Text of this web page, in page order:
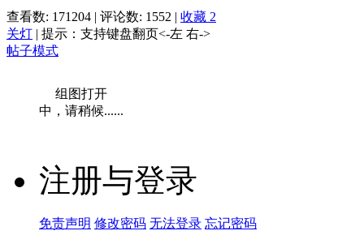
查看数: 171204 | 评论数: 1552 | 收藏 2
关灯 | 提示：支持键盘翻页<-左 右->
帖子模式
组图打开
中，请稍候......
注册与登录
免责声明 修改密码 无法登录 忘记密码